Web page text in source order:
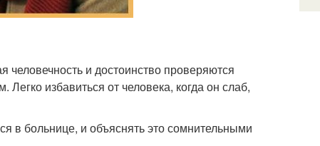
человечность и достоинство проверяются
избавиться от человека, когда он слаб,
в больнице, и объяснять это сомнительными